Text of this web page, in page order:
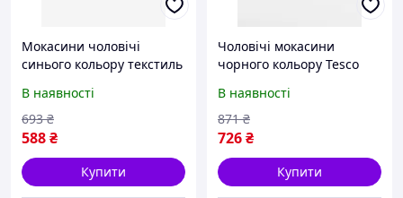
Мокасини чоловічі
синього кольору текстиль
В наявності
588₴
693 ₴
Купити
Чоловічі мокасини
чорного кольору Tesco
розміри, зручна підошва.
В наявності
726₴
871 ₴
Купити